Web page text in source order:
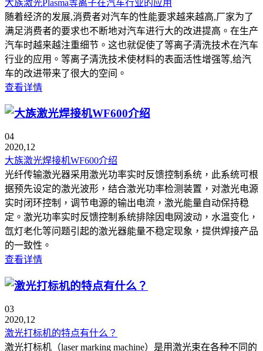
大族激光Plasma等离子在汽车行业的应用
随着经济的发展,消费者对汽车的性能要求越来越高,厂家为了
满足消费者的要求也不断地对汽车进行大的改进提高。在生产
汽车时越来越注重细节。这也就促使了等离子清洗技术在汽车
行业的应用。等离子清洗技术使材料的表面活性增强等,给汽
车的改进带来了很大的空间。
查看详情
04
2020,12
大族激光焊接机WF600介绍
光纤传输激光器采用激光功率实时反馈控制系统，此系统可根
据预先设定的激光波形，结合激光功率检测装置，对激光电源
实时闭环控制，调节电源的输出电流，激光能量自动保持稳
定。激光功率实时反馈控制系统排除因电网波动，水温变化，
氙灯老化等问题引起的激光器能量不稳定现象，提供焊接产品
的一致性。
查看详情
03
2020,12
激光打标机的特点有什么？
激光打标机（laser marking machine）是用激光束在各种不同的